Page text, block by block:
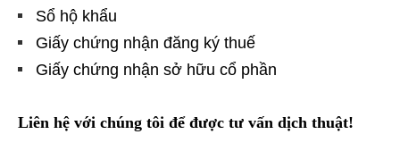
Sổ hộ khẩu
Giấy chứng nhận đăng ký thuế
Giấy chứng nhận sở hữu cổ phần
Liên hệ với chúng tôi để được tư vấn dịch thuật!